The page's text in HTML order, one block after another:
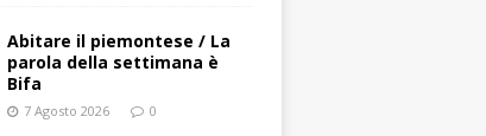
Abitare il piemontese / La
parola della settimana è
Bifa
7 Agosto 2026 0